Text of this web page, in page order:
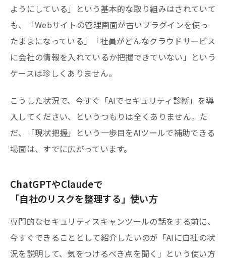
ようにしている」という基本的な取り組みはされていて
も、「Webサイトの管理画面が古いプラグインを使っ
たままになっている」「社員がどんなクラウドサービス
に会社の情報を入れているか把握できていない」という
ケースは珍しくありません。
こうした状況で、今すぐ「AIでセキュリティ診断」を導
入してください、というつもりは全くありません。た
だ、「現状把握」という一歩目をAIツールで補助できる
場面は、すでに広がっています。
ChatGPTやClaudeで
「自社のリスクを整理する」使い方
専門的なセキュリティスキャンツールの話をする前に、
今すぐできることとして紹介したいのが「AIに自社の状
況を説明して、気をつけるべき点を聞く」という使い方